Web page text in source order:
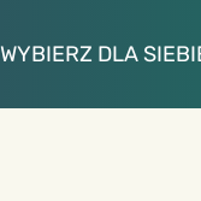
WYBIERZ DLA